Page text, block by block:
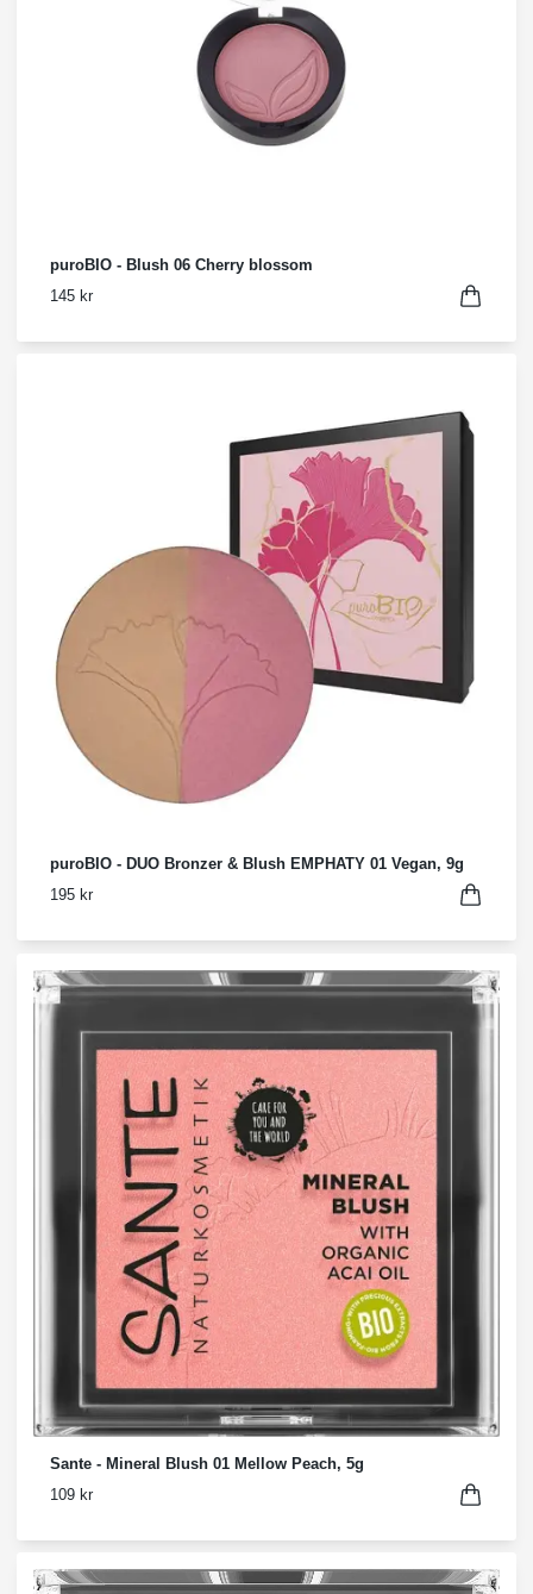
puroBIO - Blush 06 Cherry blossom
145 kr
puroBIO - DUO Bronzer & Blush EMPHATY 01 Vegan, 9g
195 kr
Sante - Mineral Blush 01 Mellow Peach, 5g
109 kr